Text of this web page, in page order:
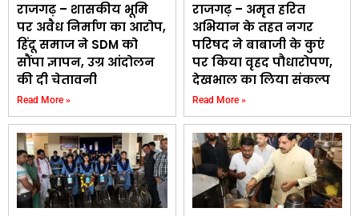
राजगढ़ – शासकीय भूमि
पर अवैध निर्माण का आरोप,
हिंदू समाज ने SDM को
सौंपा ज्ञापन, उग्र आंदोलन
की दी चेतावनी
Read More »
राजगढ़ – अमृत हरित
अभियान के तहत नगर
परिषद ने बाबाजी के कुएं
पर किया वृहद पौधारोपण,
देखभाल का लिया संकल्प
Read More »